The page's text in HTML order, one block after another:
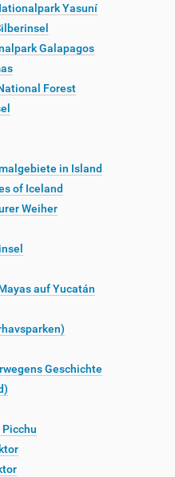
Yasuní
Galapagos
Forest
in Island
of Iceland
Weiher
auf Yucatán
Geschichte